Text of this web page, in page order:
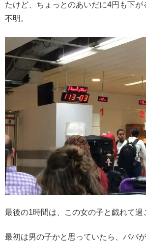
たけど、ちょっとのあいだに4円も下が
不明。
最後の1時間は、この女の子と戯れて過
最初は男の子かと思っていたら、パパ